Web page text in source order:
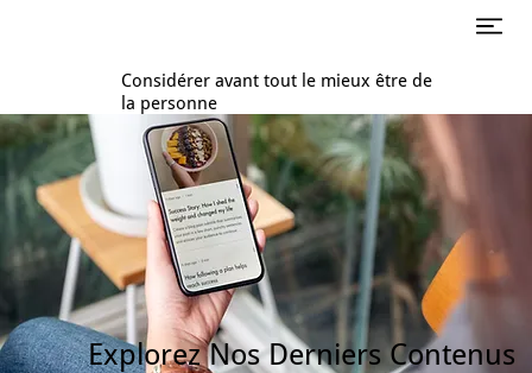
Considérer avant tout le mieux être de
la personne
Explorez Nos Derniers Contenus